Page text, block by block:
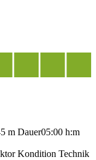
m Dauer05:00 h:m
Kondition Technik